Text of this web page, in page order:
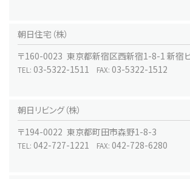
朝日住宅（株）
〒160-0023 東京都新宿区西新宿1-8-1 新宿ビ
TEL: 03-5322-1511 FAX: 03-5322-1512
朝日リビング（株）
〒194-0022 東京都町田市森野1-8-3
TEL: 042-727-1221 FAX: 042-728-6280